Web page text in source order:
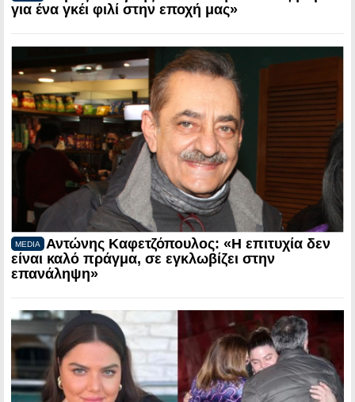
για ένα γκέι φιλί στην εποχή μας»
MEDIA
Αντώνης Καφετζόπουλος: «Η επιτυχία δεν
είναι καλό πράγμα, σε εγκλωβίζει στην
επανάληψη»